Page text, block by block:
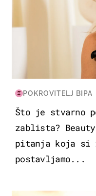
POKROVITELJ BIPA
Što je stvarno
zablista?
pitanja koja si i
postavljamo...